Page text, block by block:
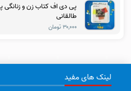
پی دی اف کتاب زن و زنانگی
طالقانی
۳۰,۰۰۰ تومان
لینک های مفید